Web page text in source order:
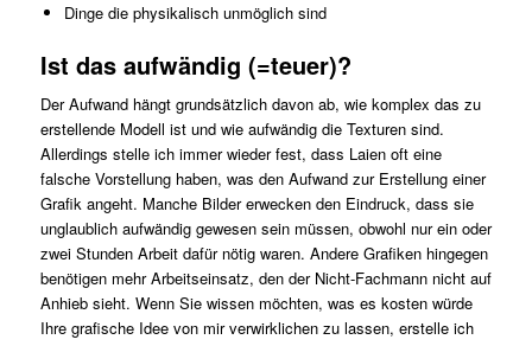
Dinge die physikalisch unmöglich sind
Ist das aufwändig (=teuer)?
Der Aufwand hängt grundsätzlich davon ab, wie komplex das zu
erstellende Modell ist und wie aufwändig die Texturen sind.
Allerdings stelle ich immer wieder fest, dass Laien oft eine
falsche Vorstellung haben, was den Aufwand zur Erstellung einer
Grafik angeht. Manche Bilder erwecken den Eindruck, dass sie
unglaublich aufwändig gewesen sein müssen, obwohl nur ein oder
zwei Stunden Arbeit dafür nötig waren. Andere Grafiken hingegen
benötigen mehr Arbeitseinsatz, den der Nicht-Fachmann nicht auf
Anhieb sieht. Wenn Sie wissen möchten, was es kosten würde
Ihre grafische Idee von mir verwirklichen zu lassen, erstelle ich